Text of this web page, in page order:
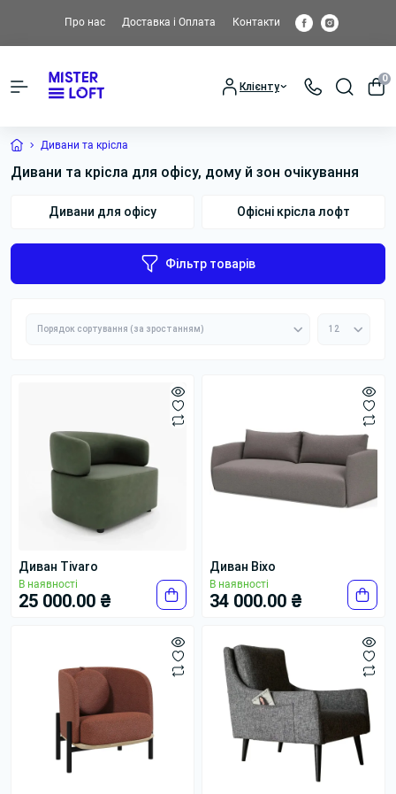
Про нас Доставка і Оплата Контакти
Клієнту
0
Дивани та крісла
Дивани та крісла для офісу, дому й зон очікування
Дивани для офісу Офісні крісла лофт
Фільтр товарів
Диван Tivaro
В наявності
25 000.00 ₴
Диван Віхо
В наявності
34 000.00 ₴